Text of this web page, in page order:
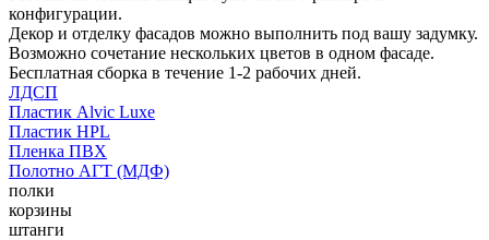
конфигурации.
Декор и отделку фасадов можно выполнить под вашу задумку.
Возможно сочетание нескольких цветов в одном фасаде.
Бесплатная сборка в течение 1-2 рабочих дней.
ЛДСП
Пластик Alvic Luxe
Пластик HPL
Пленка ПВХ
Полотно АГТ (МДФ)
полки
корзины
штанги